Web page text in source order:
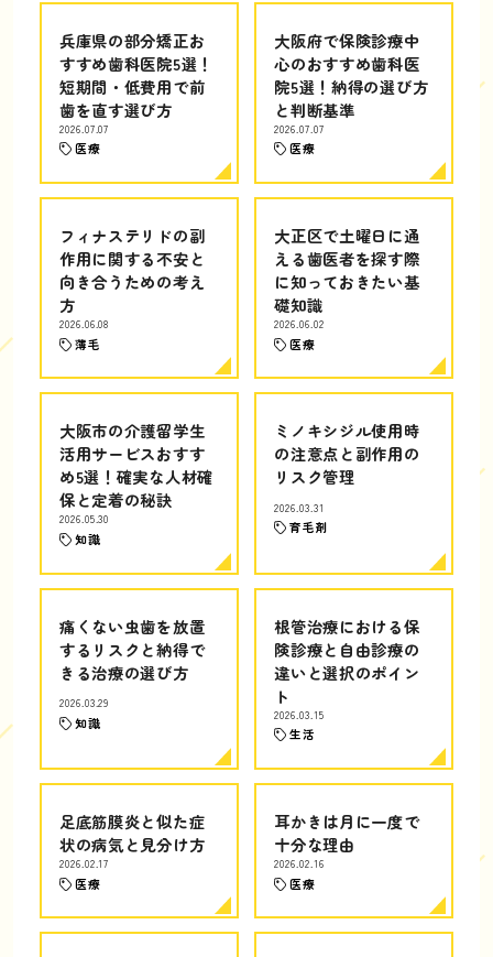
兵庫県の部分矯正お
すすめ歯科医院5選！
短期間・低費用で前
歯を直す選び方
2026.07.07
医療
大阪府で保険診療中
心のおすすめ歯科医
院5選！納得の選び方
と判断基準
2026.07.07
医療
フィナステリドの副
作用に関する不安と
向き合うための考え
方
2026.06.08
薄毛
大正区で土曜日に通
える歯医者を探す際
に知っておきたい基
礎知識
2026.06.02
医療
大阪市の介護留学生
活用サービスおすす
め5選！確実な人材確
保と定着の秘訣
2026.05.30
知識
ミノキシジル使用時
の注意点と副作用の
リスク管理
2026.03.31
育毛剤
痛くない虫歯を放置
するリスクと納得で
きる治療の選び方
2026.03.29
知識
根管治療における保
険診療と自由診療の
違いと選択のポイン
ト
2026.03.15
生活
足底筋膜炎と似た症
状の病気と見分け方
2026.02.17
医療
耳かきは月に一度で
十分な理由
2026.02.16
医療